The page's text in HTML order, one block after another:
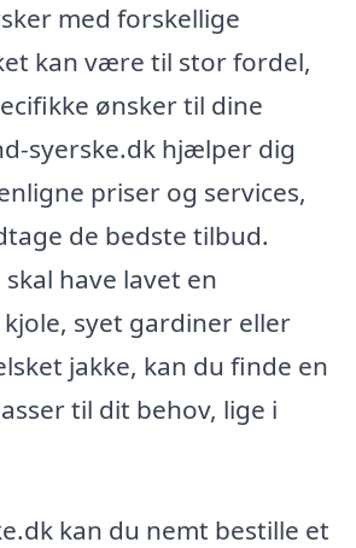
med forskellige
kan være til stor fordel,
ønsker til dine
syerske.dk hjælper dig
priser og services,
de bedste tilbud.
have lavet en
syet gardiner eller
jakke, kan du finde en
til dit behov, lige i
kan du nemt bestille et